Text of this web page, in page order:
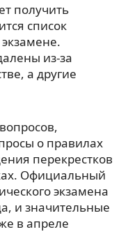
получить
список
из-за
а другие
о правилах
перекрестков
Официальный
экзамена
и значительные
в апреле